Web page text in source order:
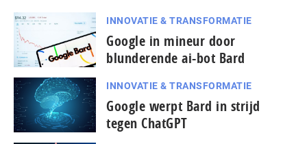
INNOVATIE & TRANSFORMATIE
Google in mineur door
blunderende ai-bot Bard
INNOVATIE & TRANSFORMATIE
Google werpt Bard in strijd
tegen ChatGPT